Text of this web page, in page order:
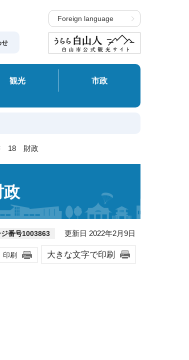
せ
Foreign language
観光 市政
18 財政
番号1003863 更新日 2022年2月9日
印刷 大きな文字で印刷